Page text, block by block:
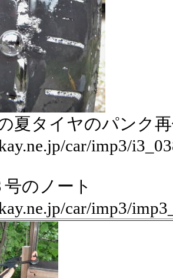
夏タイヤのパンク
car/imp3/
のノート
car/imp3/